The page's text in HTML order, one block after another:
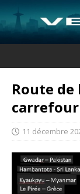
Route de
11 décembre